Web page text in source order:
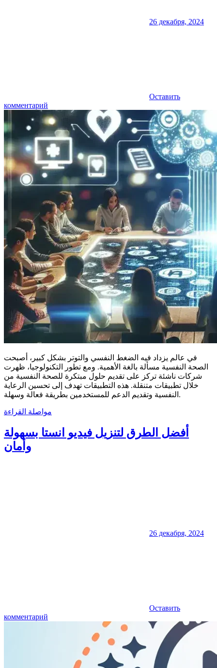
26 декабря, 2024
Оставить
комментарий
في عالم يزداد فيه الضغط النفسي والتوتر بشكل كبير، أصبحت
الصحة النفسية مسألة بالغة الأهمية. ومع تطور التكنولوجيا، ظهرت
شركات ناشئة تركز على تقديم حلول مبتكرة للصحة النفسية من
خلال تطبيقات متنقلة. هذه التطبيقات تهدف إلى تحسين الرعاية
النفسية وتقديم الدعم للمستخدمين بطريقة فعالة وسهلة.
مواصلة القراءة
أفضل الطرق لتنزيل فيديو انستا بسهولة
وأمان
26 декабря, 2024
Оставить
комментарий